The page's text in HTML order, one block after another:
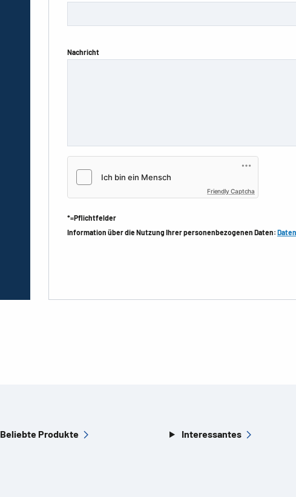
Nachricht
Friendly Captcha
*=Pflichtfelder
Information über die Nutzung Ihrer personenbezogenen Daten:
Beliebte Produkte Interessantes